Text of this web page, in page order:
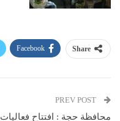
Share
Facebook
محافظة حجة : افتتاح فعاليات